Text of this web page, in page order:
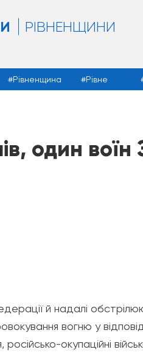
РІВНЕНЩИНИ
Рівненщина Рівне
один воїн
й надалі
вогню у
окупаційні